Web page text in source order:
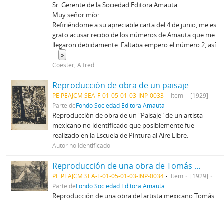
Sr. Gerente de la Sociedad Editora Amauta
Muy señor mío:
Refiriéndome a su apreciable carta del 4 de junio, me es
grato acusar recibo de los números de Amauta que me
llegaron debidamente. Faltaba empero el número 2, así
... »
Coester, Alfred
Reproducción de obra de un paisaje
PE PEAJCM SEA-F-01-05-01-03-INP-0033 Item
[1929]
Parte deFondo Sociedad Editora Amauta
Reproducción de obra de un "Paisaje" de un artista
mexicano no identificado que posiblemente fue
realizado en la Escuela de Pintura al Aire Libre.
Autor no Identificado
Reproducción de una obra de Tomás Ordónez
PE PEAJCM SEA-F-01-05-01-03-INP-0034 Item
[1929]
Parte deFondo Sociedad Editora Amauta
Reproducción de una obra del artista mexicano Tomás